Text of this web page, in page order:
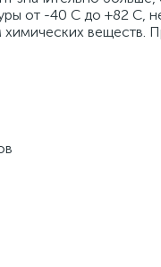
от -40 С до +82 С,
химических